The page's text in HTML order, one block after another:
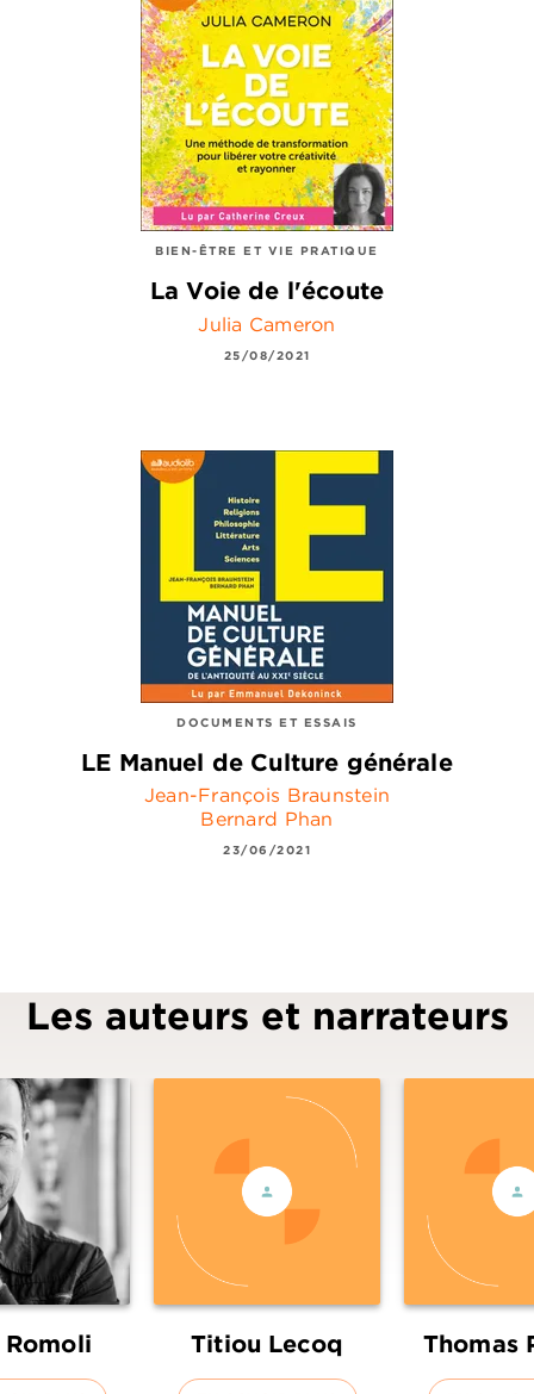
BIEN-ÊTRE ET VIE PRATIQUE
La Voie de l'écoute
Julia Cameron
25/08/2021
DOCUMENTS ET ESSAIS
LE Manuel de Culture générale
Jean-François Braunstein
Bernard Phan
23/06/2021
Les auteurs et narrateurs
Titiou Lecoq Thomas